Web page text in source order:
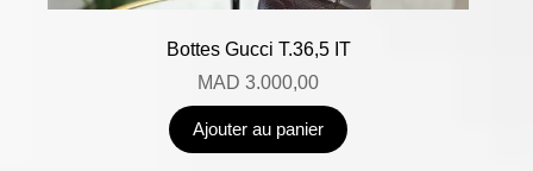
Bottes Gucci T.36,5 IT
MAD 3.000,00
Ajouter au panier